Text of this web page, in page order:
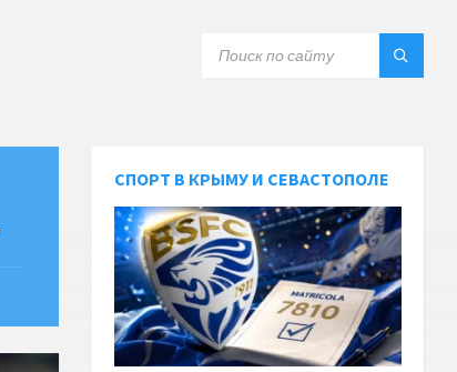
СПОРТ В КРЫМУ И СЕВАСТОПОЛЕ